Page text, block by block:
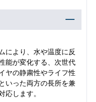
により、水や温度に反
能が変化する、次世代
ヤの静粛性やライフ性
いった両方の長所を兼
応します。